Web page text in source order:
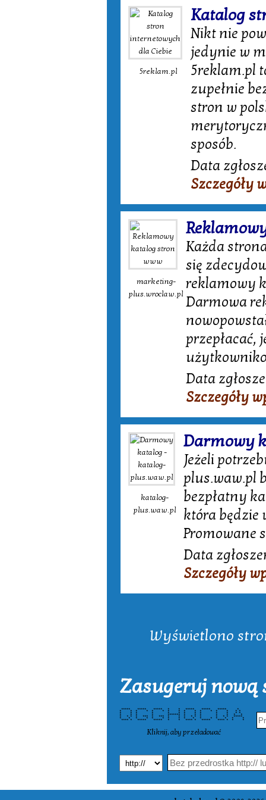
5reklam.pl
Katalog
Nikt nie
jedynie w
5reklam.pl
zupełnie
stron w
sposób.
Data
Szczegóły
marketing-
plus.wroclaw.pl
Każda
się
reklamowy
Darmowa
Data
Szczegóły
katalog-
plus.waw.pl
Darmowy
Jeżeli
plus.waw.pl
bezpłatny
która będzie
Promowane
Data
Szczegóły
Wyświetlono
Zasugeruj nową
***** ***** ***** * * ***** ***** ***** *
* * * * * * * * * * * * * * * *
* * * * * * * * * * * * *
* * * * ******* * * * * * * *
* * * * *** * *** * * * * * * * * * *****
* * * * * * * * * * * * * * * *
**** * ***** ***** * * **** * ***** **** * * *
Kliknij, aby przeładować